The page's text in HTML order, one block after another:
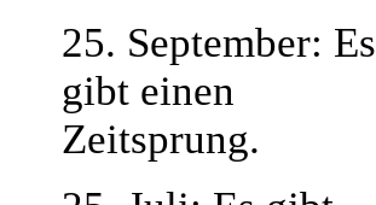
25. September: Es
gibt einen
Zeitsprung.